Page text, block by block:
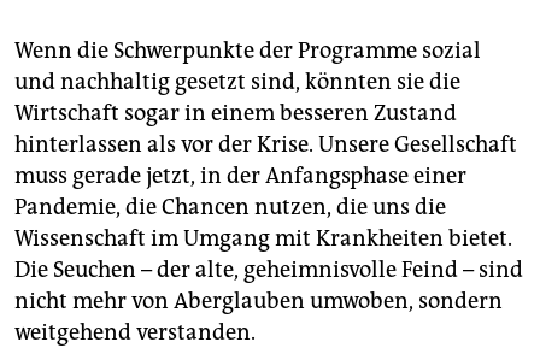
Wenn die Schwerpunkte der Programme sozial
und nachhaltig gesetzt sind, könnten sie die
Wirtschaft sogar in einem besseren Zustand
hinterlassen als vor der Krise. Unsere Gesellschaft
muss gerade jetzt, in der Anfangsphase einer
Pandemie, die Chancen nutzen, die uns die
Wissenschaft im Umgang mit Krankheiten bietet.
Die Seuchen – der alte, geheimnisvolle Feind – sind
nicht mehr von Aberglauben umwoben, sondern
weitgehend verstanden.